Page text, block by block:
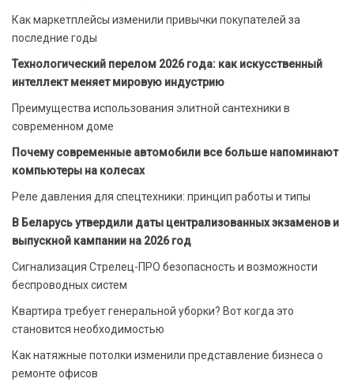
Как маркетплейсы изменили привычки покупателей за
последние годы
Технологический перелом 2026 года: как искусственный
интеллект меняет мировую индустрию
Преимущества использования элитной сантехники в
современном доме
Почему современные автомобили все больше напоминают
компьютеры на колесах
Реле давления для спецтехники: принцип работы и типы
В Беларусь утвердили даты централизованных экзаменов и
выпускной кампании на 2026 год
Сигнализация Стрелец-ПРО безопасность и возможности
беспроводных систем
Квартира требует генеральной уборки? Вот когда это
становится необходимостью
Как натяжные потолки изменили представление бизнеса о
ремонте офисов